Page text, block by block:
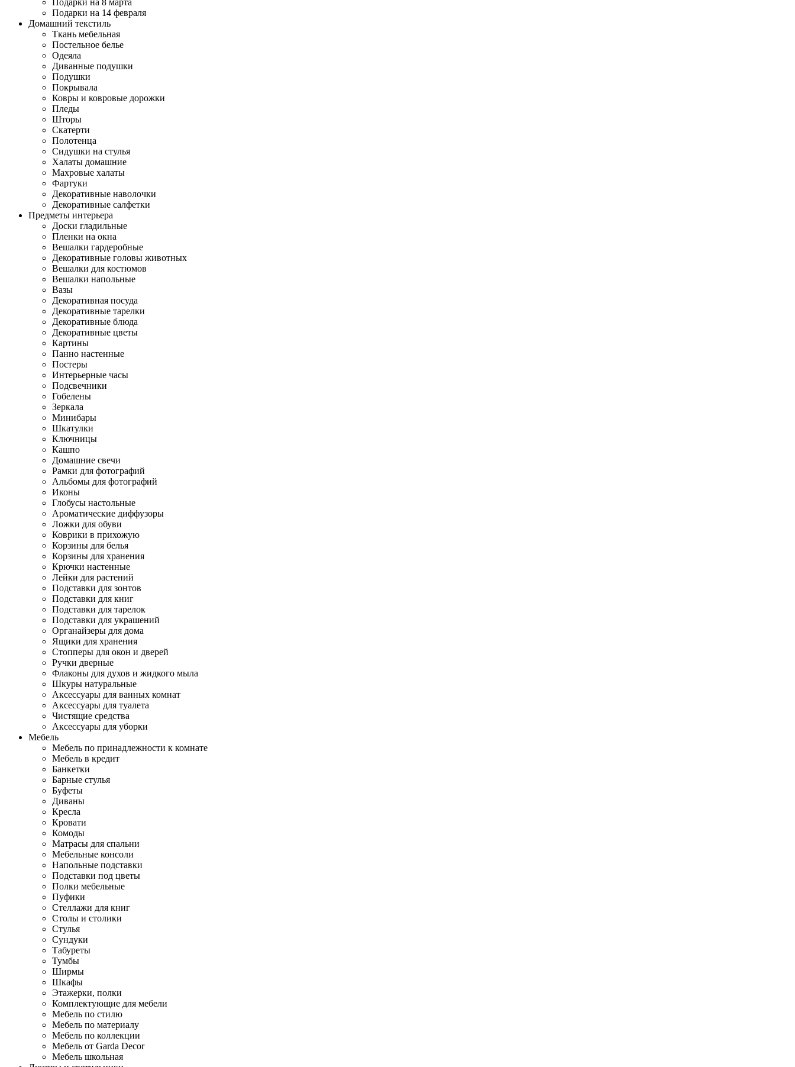
Подарки на 8 марта
Подарки на 14 февраля
Домашний текстиль
Ткань мебельная
Постельное белье
Одеяла
Диванные подушки
Подушки
Покрывала
Ковры и ковровые дорожки
Пледы
Шторы
Скатерти
Полотенца
Сидушки на стулья
Халаты домашние
Махровые халаты
Фартуки
Декоративные наволочки
Декоративные салфетки
Предметы интерьера
Доски гладильные
Пленки на окна
Вешалки гардеробные
Декоративные головы животных
Вешалки для костюмов
Вешалки напольные
Вазы
Декоративная посуда
Декоративные тарелки
Декоративные блюда
Декоративные цветы
Картины
Панно настенные
Постеры
Интерьерные часы
Подсвечники
Гобелены
Зеркала
Минибары
Шкатулки
Ключницы
Кашпо
Домашние свечи
Рамки для фотографий
Альбомы для фотографий
Иконы
Глобусы настольные
Ароматические диффузоры
Ложки для обуви
Коврики в прихожую
Корзины для белья
Корзины для хранения
Крючки настенные
Лейки для растений
Подставки для зонтов
Подставки для книг
Подставки для тарелок
Подставки для украшений
Органайзеры для дома
Ящики для хранения
Стопперы для окон и дверей
Ручки дверные
Флаконы для духов и жидкого мыла
Шкуры натуральные
Аксессуары для ванных комнат
Аксессуары для туалета
Чистящие средства
Аксессуары для уборки
Мебель
Мебель по принадлежности к комнате
Мебель в кредит
Банкетки
Барные стулья
Буфеты
Диваны
Кресла
Кровати
Комоды
Матрасы для спальни
Мебельные консоли
Напольные подставки
Подставки под цветы
Полки мебельные
Пуфики
Стеллажи для книг
Столы и столики
Стулья
Сундуки
Табуреты
Тумбы
Ширмы
Шкафы
Этажерки, полки
Комплектующие для мебели
Мебель по стилю
Мебель по материалу
Мебель по коллекции
Мебель от Garda Decor
Мебель школьная